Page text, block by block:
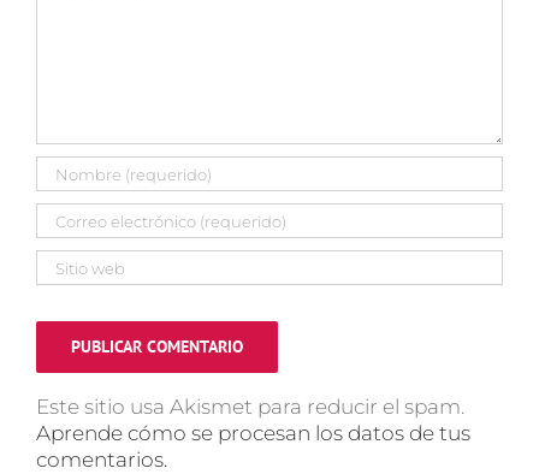
Este sitio usa Akismet para reducir el spam.
Aprende cómo se procesan los datos de tus
comentarios.